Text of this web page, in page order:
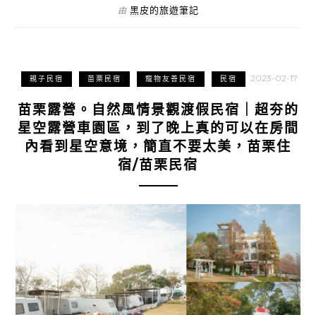
由 黑皮的旅遊筆記
親子民宿 苗栗民宿 寵物友善民宿 民宿 2023-02-17
苗栗露營。自然風情景觀渡假民宿｜超夯的
星空露營車園區，到了晚上真的可以在房間
內看到星空意境，簡直不要太美，苗栗住
宿/苗栗民宿